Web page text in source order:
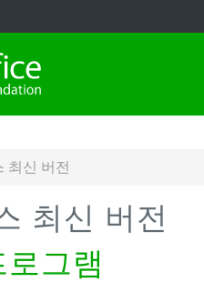
최신 버전
최신 버전
그램